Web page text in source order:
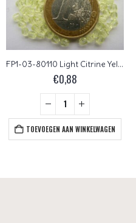
FP1-03-80110 Light Citrine Yellow Czech Glass Facet Firepolish 3mm 50 stuks
€0,88
TOEVOEGEN AAN WINKELWAGEN